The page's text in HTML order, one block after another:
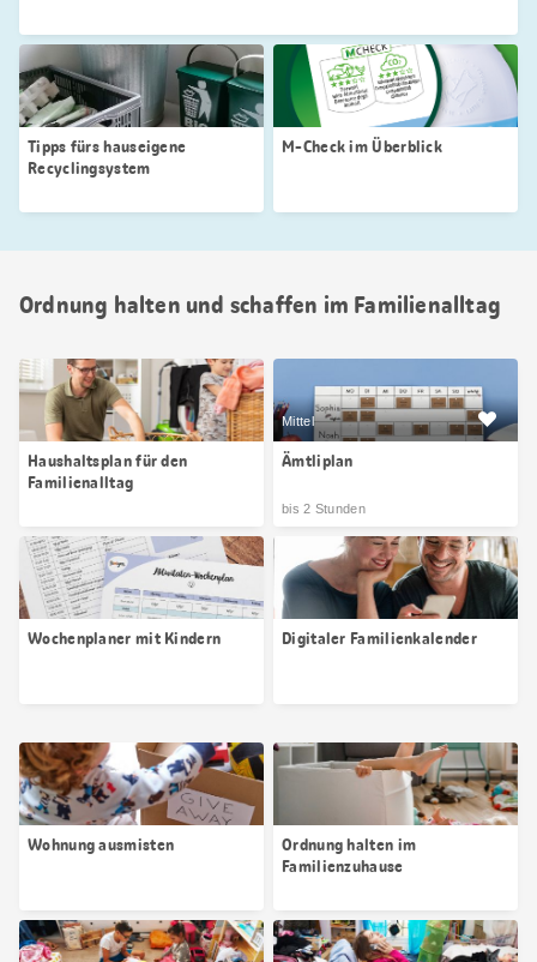
Tipps fürs hauseigene
Recyclingsystem
M-Check im Überblick
Ordnung halten und schaffen im Familienalltag
Haushaltsplan für den
Familienalltag
Mittel
Ämtliplan
bis 2 Stunden
Wochenplaner mit Kindern Digitaler Familienkalender
Wohnung ausmisten
Ordnung halten im
Familienzuhause